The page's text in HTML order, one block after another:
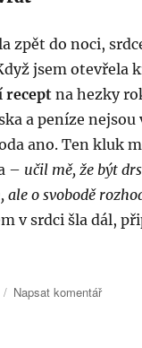
zpět do noci,
jsem otevřela
recept na hezky
a peníze nejsou
ano. Ten kluk
– učil mě, že být
ale o svobodě
v srdci šla dál,
Napsat komentářpro